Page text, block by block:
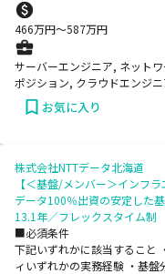
466万円〜587万円
サーバーエンジニア, ネット
ポジション, クラウドエンジ
お気に入り
株式会社NTTデータ北海道
【＜基盤/メンバー＞インフ
データ100％出資の安定した
13.1年／フレックスタイム制
■必須条件
下記いずれかに該当すること
ィいずれかの実務経験 ・基